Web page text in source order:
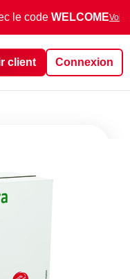
le code WELCOMEVoir
client Connexion